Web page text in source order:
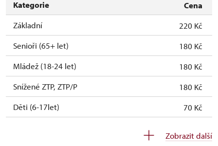
1. 11.
2. 11.-31. 12.
2027
1. 1.-1. 4. uzavřen
Kategorie
Cena
Základní
220 Kč
Senioři (65+ let)
180 Kč
Mládež (18-24 let)
180 Kč
Snížené ZTP, ZTP/P
180 Kč
Děti (6-17let)
70 Kč
Zobrazit další